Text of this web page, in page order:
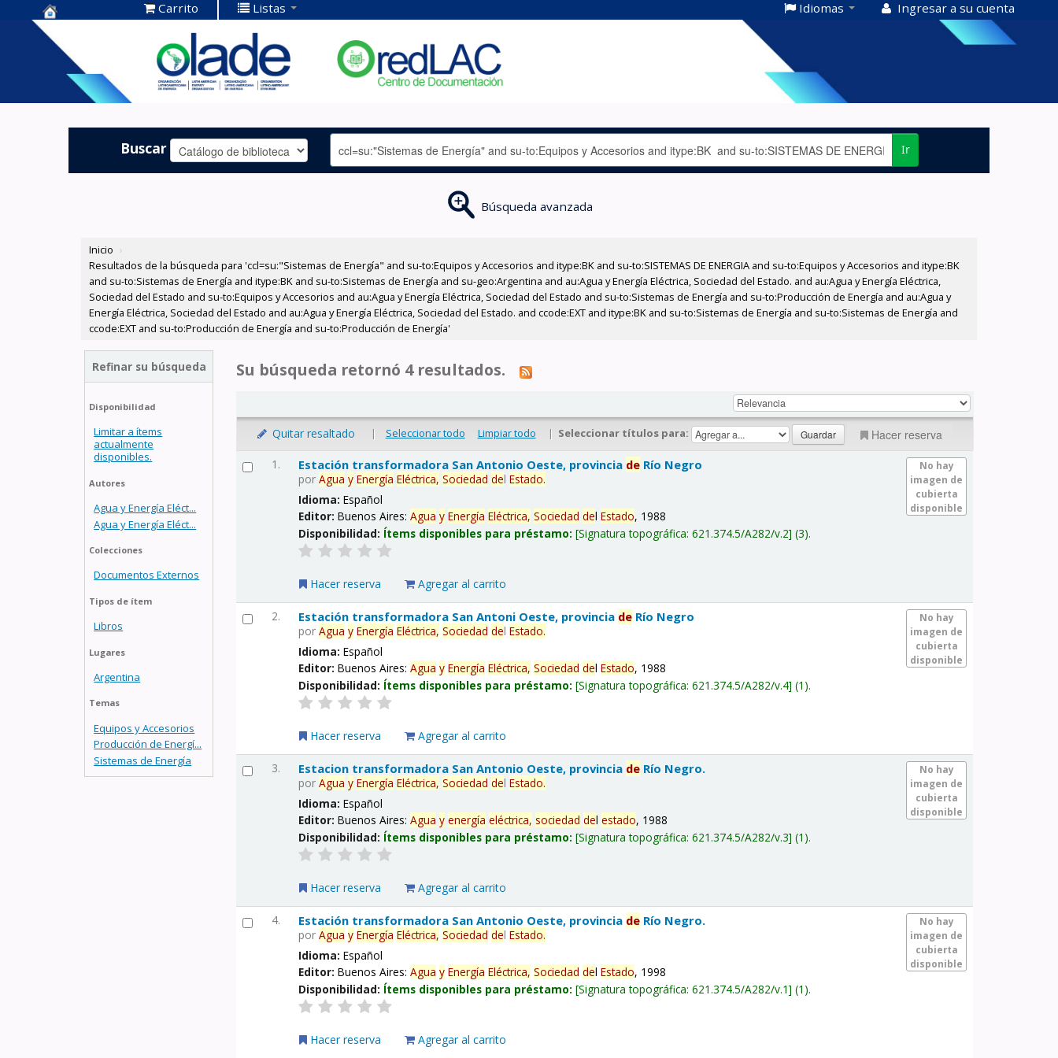
Centro de
Documentación
OLADE -
Carrito Listas Idiomas Ingresar a su cuenta
Buscar Ir
Búsqueda avanzada
Inicio ›
Resultados de la búsqueda para 'ccl=su:"Sistemas de Energía" and su-to:Equipos y Accesorios and itype:BK and su-to:SISTEMAS DE ENERGIA and su-to:Equipos y Accesorios and itype:BK
and su-to:Sistemas de Energía and itype:BK and su-to:Sistemas de Energía and su-geo:Argentina and au:Agua y Energía Eléctrica, Sociedad del Estado. and au:Agua y Energía Eléctrica,
Sociedad del Estado and su-to:Equipos y Accesorios and au:Agua y Energía Eléctrica, Sociedad del Estado and su-to:Sistemas de Energía and su-to:Producción de Energía and au:Agua y
Energía Eléctrica, Sociedad del Estado and au:Agua y Energía Eléctrica, Sociedad del Estado. and ccode:EXT and itype:BK and su-to:Sistemas de Energía and su-to:Sistemas de Energía and
ccode:EXT and su-to:Producción de Energía and su-to:Producción de Energía'
Refinar su búsqueda
Disponibilidad
Limitar a ítems
actualmente
disponibles.
Autores
Agua y Energía Eléct...
Agua y Energía Eléct...
Colecciones
Documentos Externos
Tipos de ítem
Libros
Lugares
Argentina
Temas
Equipos y Accesorios
Producción de Energí...
Sistemas de Energía
Su búsqueda retornó 4 resultados.
Quitar resaltado | Seleccionar todo Limpiar todo | Seleccionar títulos para: Hacer reserva
1.
No hay
imagen de
cubierta
disponible
Estación transformadora San Antonio Oeste, provincia de Río Negro
porAgua y Energía Eléctrica, Sociedad delEstado.
Idioma:Español
Editor:Buenos Aires:Agua y Energía Eléctrica, Sociedad delEstado, 1988
Disponibilidad: Ítems disponibles para préstamo: Signatura topográfica:621.374.5/A282/v.2 (3).
Hacer reserva Agregar al carrito
2.
No hay
imagen de
cubierta
disponible
Estación transformadora San Antoni Oeste, provincia de Río Negro
porAgua y Energía Eléctrica, Sociedad delEstado.
Idioma:Español
Editor:Buenos Aires:Agua y Energía Eléctrica, Sociedad delEstado, 1988
Disponibilidad: Ítems disponibles para préstamo: Signatura topográfica:621.374.5/A282/v.4 (1).
Hacer reserva Agregar al carrito
3.
No hay
imagen de
cubierta
disponible
Estacion transformadora San Antonio Oeste, provincia de Río Negro.
porAgua y Energía Eléctrica, Sociedad delEstado.
Idioma:Español
Editor:Buenos Aires:Agua y energía eléctrica, sociedad delestado, 1988
Disponibilidad: Ítems disponibles para préstamo: Signatura topográfica:621.374.5/A282/v.3 (1).
Hacer reserva Agregar al carrito
4.
No hay
imagen de
cubierta
disponible
Estación transformadora San Antonio Oeste, provincia de Río Negro.
porAgua y Energía Eléctrica, Sociedad delEstado.
Idioma:Español
Editor:Buenos Aires:Agua y Energía Eléctrica, Sociedad delEstado, 1998
Disponibilidad: Ítems disponibles para préstamo: Signatura topográfica:621.374.5/A282/v.1 (1).
Hacer reserva Agregar al carrito